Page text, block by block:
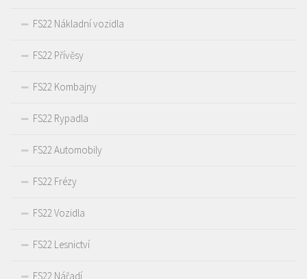
FS22 Nákladní vozidla
FS22 Přívěsy
FS22 Kombajny
FS22 Rypadla
FS22 Automobily
FS22 Frézy
FS22 Vozidla
FS22 Lesnictví
FS22 Nářadí